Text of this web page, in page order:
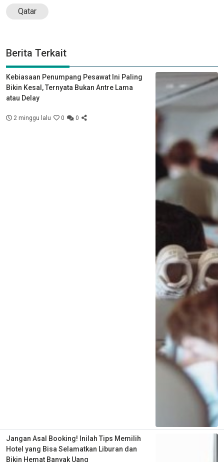
Qatar
Berita Terkait
Kebiasaan Penumpang Pesawat Ini Paling
Bikin Kesal, Ternyata Bukan Antre Lama
atau Delay
2 minggu lalu 0 0
Jangan Asal Booking! Inilah Tips Memilih
Hotel yang Bisa Selamatkan Liburan dan
Bikin Hemat Banyak Uang